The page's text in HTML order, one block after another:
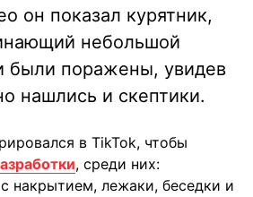
он показал курятник,
небольшой
были поражены, увидев
нашлись и скептики.
в TikTok, чтобы
, среди них:
накрытием, лежаки, беседки и